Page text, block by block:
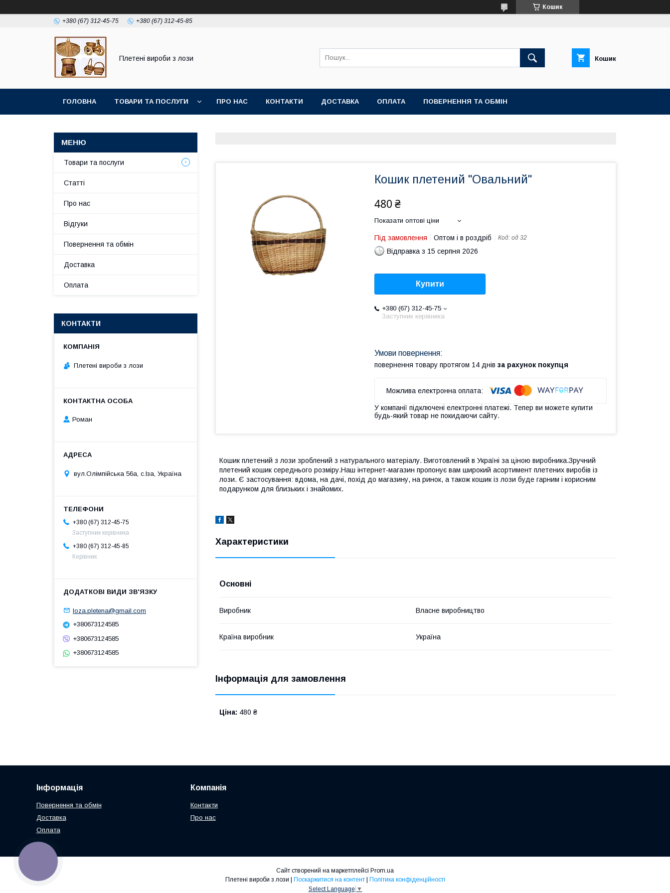
Кошик
+380 (67) 312-45-75 +380 (67) 312-45-85
Плетені вироби з лози Кошик
ГОЛОВНА ТОВАРИ ТА ПОСЛУГИ ПРО НАС КОНТАКТИ ДОСТАВКА ОПЛАТА ПОВЕРНЕННЯ ТА ОБМІН
Кошик плетений "Овальний"
480 ₴
Показати оптові ціни
Під замовлення Оптом і в роздріб Код: од 32
Відправка з 15 серпня 2026
Купити
+380 (67) 312-45-75
Заступник керівника
повернення товару протягом 14 днів за рахунок покупця
У компанії підключені електронні платежі. Тепер ви можете купити
будь-який товар не покидаючи сайту.
Кошик плетений з лози зроблений з натурального матеріалу. Виготовлений в Україні за ціною виробника.Зручний
плетений кошик середнього розміру.Наш інтернет-магазин пропонує вам широкий асортимент плетених виробів із
лози. Є застосування: вдома, на дачі, похід до магазину, на ринок, а також кошик із лози буде гарним і корисним
подарунком для близьких і знайомих.
Характеристики
Основні
Виробник Власне виробництво
Країна виробник Україна
Інформація для замовлення
Ціна: 480 ₴
Товари та послуги
Статті
Про нас
Відгуки
Повернення та обмін
Доставка
Оплата
КОНТАКТИ
Плетені вироби з лози
Роман
вул.Олімпійська 56а, с.Іза, Україна
+380 (67) 312-45-75
Заступник керівника
+380 (67) 312-45-85
Керівник
loza.pletena@gmail.com
+380673124585
+380673124585
+380673124585
Інформація
Повернення та обмін
Доставка
Оплата
Компанія
Контакти
Про нас
Сайт створений на маркетплейсі Prom.ua
Плетені вироби з лози | Поскаржитися на контент | Політика конфіденційності
Select Language ▼